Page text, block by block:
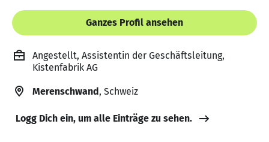
Ganzes Profil ansehen
Angestellt, Assistentin der Geschäftsleitung,
Kistenfabrik AG
Merenschwand, Schweiz
Logg Dich ein, um alle Einträge zu sehen.